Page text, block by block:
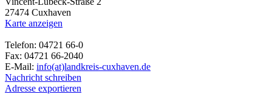
27474 Cuxhaven
Karte anzeigen
Telefon: 04721 66-0
Fax: 04721 66-2040
E-Mail: info(at)landkreis-cuxhaven.de
Nachricht schreiben
Adresse exportieren